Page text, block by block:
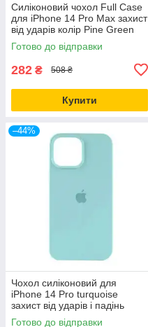
Силіконовий чохол Full Case
для iPhone 14 Pro Max захист
від ударів колір Pine Green
Готово до відправки
282 ₴ 508 ₴
Купити
–44%
Чохол силіконовий для
iPhone 14 Pro turquoise
захист від ударів і падінь
легкий і міцний
Готово до відправки